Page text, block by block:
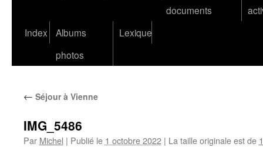
documents
Index
Albums
photos
Lexique
← Séjour à Vienne
IMG_5486
Par Michel | Publié le 1 octobre 2022 | La taille originale est de